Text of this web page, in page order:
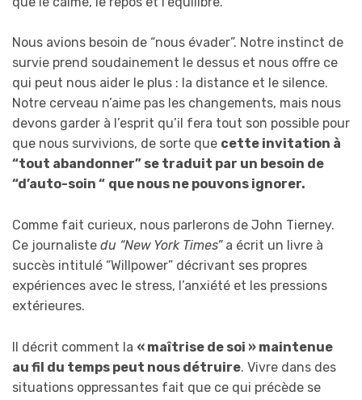
Nous avions besoin de “nous évader”. Notre instinct de
survie prend soudainement le dessus et nous offre ce
qui peut nous aider le plus : la distance et le silence.
Notre cerveau n’aime pas les changements, mais nous
devons garder à l’esprit qu’il fera tout son possible pour
que nous survivions, de sorte que cette invitation à
“tout abandonner” se traduit par un besoin de
“d’auto-soin “ que nous ne pouvons ignorer.
Comme fait curieux, nous parlerons de John Tierney.
Ce journaliste du “New York Times”a écrit un livre à
succès intitulé “Willpower” décrivant ses propres
expériences avec le stress, l’anxiété et les pressions
extérieures.
Il décrit comment la « maîtrise de soi » maintenue
au fil du temps peut nous détruire. Vivre dans des
situations oppressantes fait que ce qui précède se